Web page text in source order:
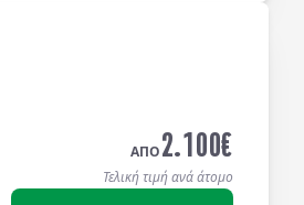
ΑΠΟ2.100€
Τελική τιμή ανά άτομο